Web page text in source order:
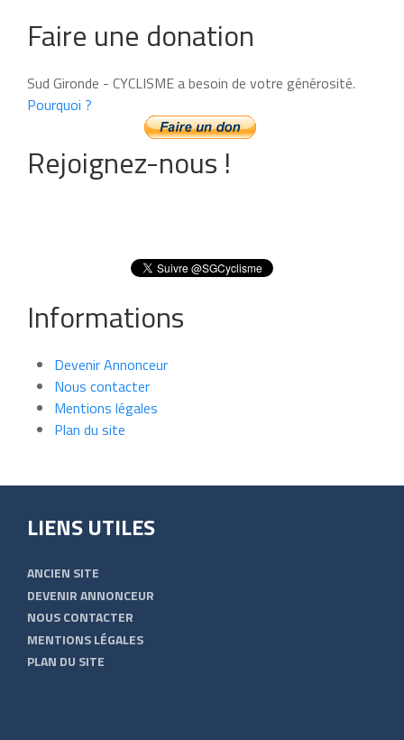
Faire une donation
Sud Gironde - CYCLISME a besoin de votre générosité.
Pourquoi ?
Rejoignez-nous !
Informations
Devenir Annonceur
Nous contacter
Mentions légales
Plan du site
LIENS UTILES
ANCIEN SITE
DEVENIR ANNONCEUR
NOUS CONTACTER
MENTIONS LÉGALES
PLAN DU SITE